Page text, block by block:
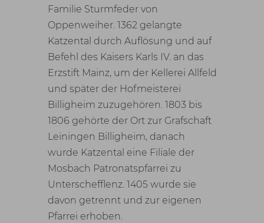
Familie Sturmfeder von
Oppenweiher. 1362 gelangte
Katzental durch Auflösung und auf
Befehl des Kaisers Karls IV. an das
Erzstift Mainz, um der Kellerei Allfeld
und später der Hofmeisterei
Billigheim zuzugehören. 1803 bis
1806 gehörte der Ort zur Grafschaft
Leiningen Billigheim, danach
wurde Katzental eine Filiale der
Mosbach Patronatspfarrei zu
Unterschefflenz. 1405 wurde sie
davon getrennt und zur eigenen
Pfarrei erhoben.